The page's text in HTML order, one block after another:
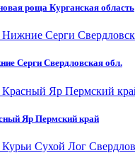
роща Курганская область
Серги Свердловская обл.
Яр Пермский край